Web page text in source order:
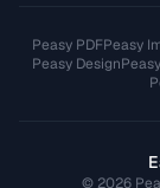
Peasy PDFPeasy
Peasy Design
© 2026